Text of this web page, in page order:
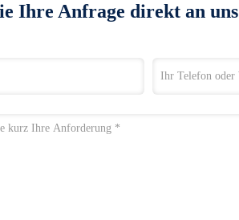
Ihre Anfrage direkt an uns